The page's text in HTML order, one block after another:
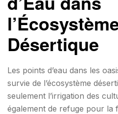
Désertique
Les points d’eau dans les
survie de l’écosystème
seulement l’irrigation des
également de refuge pour la